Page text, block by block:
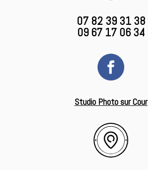
07 82 39 31 38
09 67 17 06 34
Studio Photo sur Cour